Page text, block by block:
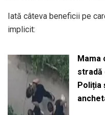
Iată câteva beneficii pe
implicit:
Mama
stradă
Poliția